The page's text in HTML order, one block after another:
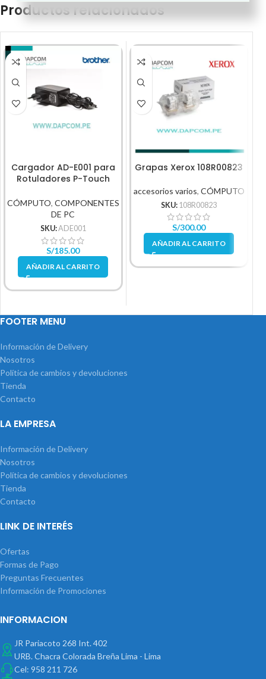
Productos relacionados
Cargador AD-E001 para
Rotuladores P-Touch
CÓMPUTO, COMPONENTES
DE PC
SKU:ADE001
S/185.00
AÑADIR AL CARRITO
Grapas Xerox 108R00823
accesorios varios, CÓMPUTO
SKU: 108R00823
S/300.00
AÑADIR AL CARRITO
FOOTER MENU
Información de Delivery
Nosotros
Política de cambios y devoluciones
Tienda
Contacto
LA EMPRESA
Información de Delivery
Nosotros
Política de cambios y devoluciones
Tienda
Contacto
LINK DE INTERÉS
Ofertas
Formas de Pago
Preguntas Frecuentes
Información de Promociones
INFORMACION
JR Pariacoto 268 Int. 402
URB. Chacra Colorada Breña Lima - Lima
Cel: 958 211 726